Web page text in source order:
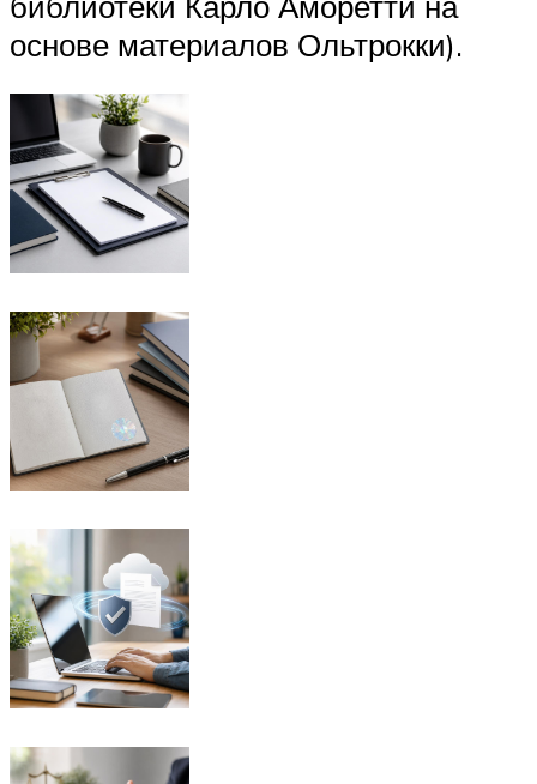
основе материалов Ольтрокки).